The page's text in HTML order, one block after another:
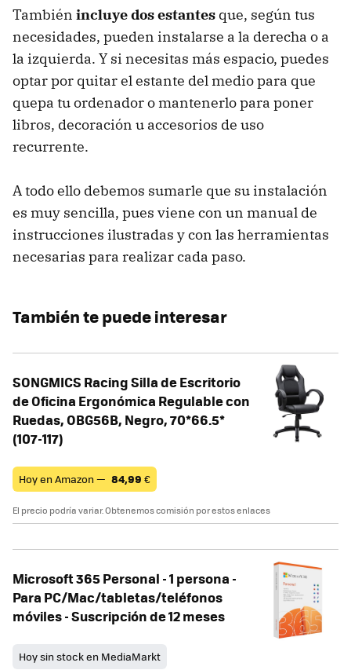
También incluye dos estantes que, según tus
necesidades, pueden instalarse a la derecha o a
la izquierda. Y si necesitas más espacio, puedes
optar por quitar el estante del medio para que
quepa tu ordenador o mantenerlo para poner
libros, decoración u accesorios de uso
recurrente.
A todo ello debemos sumarle que su instalación
es muy sencilla, pues viene con un manual de
instrucciones ilustradas y con las herramientas
necesarias para realizar cada paso.
También te puede interesar
SONGMICS Racing Silla de Escritorio
de Oficina Ergonómica Regulable con
Ruedas, OBG56B, Negro, 70*66.5*
(107-117)
Hoy en Amazon — 84,99 €
El precio podría variar. Obtenemos comisión por estos enlaces
Microsoft 365 Personal - 1 persona -
Para PC/Mac/tabletas/teléfonos
móviles - Suscripción de 12 meses
Hoy sin stock en MediaMarkt